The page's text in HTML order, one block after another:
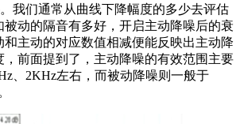
我们通常从曲线下降幅度的多少去评估
动的隔音有多好，开启主动降噪后的衰
主动的对应数值相减便能反映出主动降
，前面提到了，主动降噪的有效范围主要
、2KHz左右，而被动降噪则一般于